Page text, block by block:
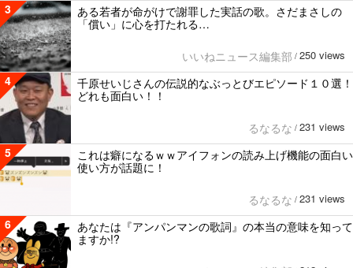
3
ある若者が命がけで謝罪した実話の歌。さだまさしの
「償い」に心を打たれる…
いいねニュース編集部 / 250 views
4
千原せいじさんの伝説的なぶっとびエピソード１０選！
どれも面白い！！
るなるな / 231 views
5
これは癖になるｗｗアイフォンの読み上げ機能の面白い
使い方が話題に！
るなるな / 231 views
6
あなたは『アンパンマンの歌詞』の本当の意味を知って
ますか!?